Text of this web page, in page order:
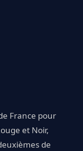
France pour
et Noir,
de